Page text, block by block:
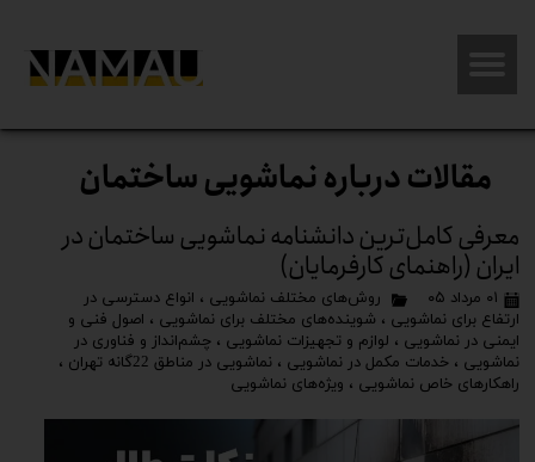
معرفی کامل‌ترین دانشنامه نماشویی ساختمان در
ایران (راهنمای کارفرمایان)
۰۱ مرداد ۰۵ روش‌های مختلف نماشویی ، انواع دسترسی در
ارتفاع برای نماشویی ، شوینده‌های مختلف برای نماشویی ، اصول فنی و
ایمنی در نماشویی ، لوازم و تجهیزات نماشویی ،چشم‌انداز و فناوری در
نماشویی ،خدمات مکمل در نماشویی ،نماشویی در مناطق 22گانه تهران
،
راهکارهای خاص نماشویی ، ویژه‌های نماشویی
مقالات درباره نماشویی ساختمان